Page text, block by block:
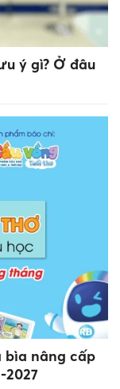
ý gì? Ở đâu
bìa nâng cấp
2027